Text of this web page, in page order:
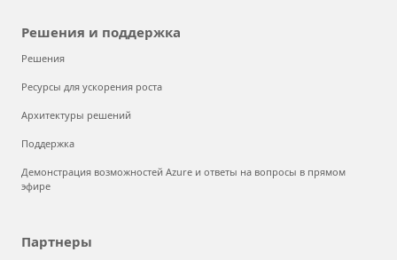
Решения и поддержка
Решения
Ресурсы для ускорения роста
Архитектуры решений
Поддержка
Демонстрация возможностей Azure и ответы на вопросы в прямом
эфире
Партнеры